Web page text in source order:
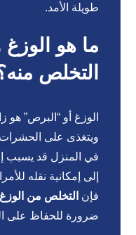
طويلة الأمد.
ما هو
التخلص
الوزغ أو “البرص” هو
ويتغذى على
في المنزل قد يسبب
إلى إمكانية نقله
فإن التخلص من
ضرورة للحفاظ على